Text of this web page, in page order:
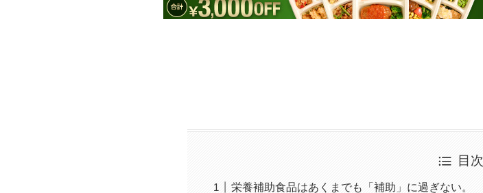
目次
栄養補助食品はあくまでも「補助」に過ぎない。